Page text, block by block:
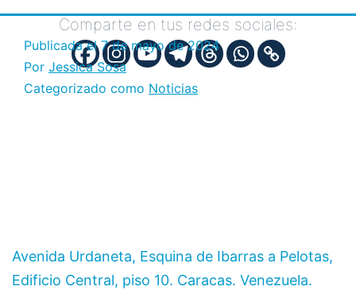
Comparte en tus redes sociales:
Publicada el7 de mayo de 2024
Por Jessica Sosa
Categorizado como Noticias
Avenida Urdaneta, Esquina de Ibarras a Pelotas,
Edificio Central, piso 10. Caracas. Venezuela.